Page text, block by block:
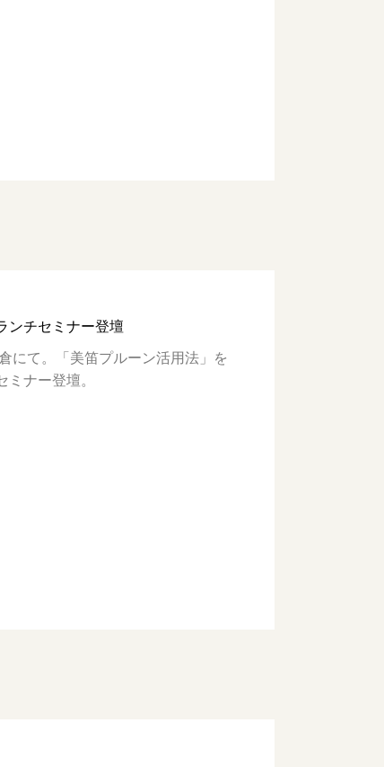
ンチセミナー登壇
にて。「美笛プルーン活用法」を
ナー登壇。